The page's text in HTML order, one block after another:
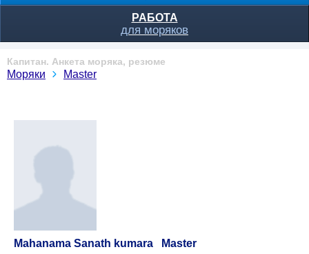
РАБОТА
для моряков
Капитан. Анкета моряка, резюме
Моряки Master
Mahanama Sanath kumara
Master